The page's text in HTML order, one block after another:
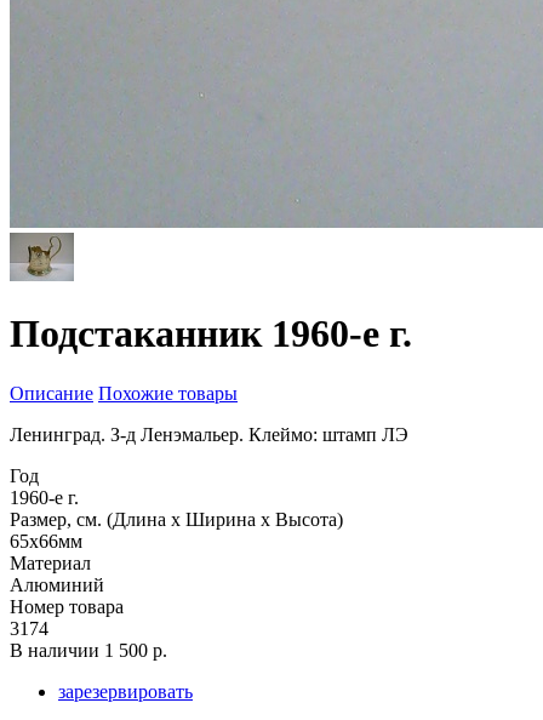
Подстаканник 1960-е г.
Описание Похожие товары
Ленинград. З-д Ленэмальер. Клеймо: штамп ЛЭ
Год
1960-е г.
Размер, см. (Длина х Ширина х Высота)
65х66мм
Материал
Алюминий
Номер товара
3174
В наличии 1 500 р.
зарезервировать